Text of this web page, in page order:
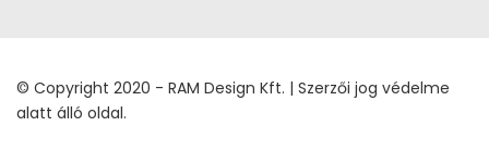
© Copyright 2020 - RAM Design Kft. | Szerzői jog védelme
alatt álló oldal.